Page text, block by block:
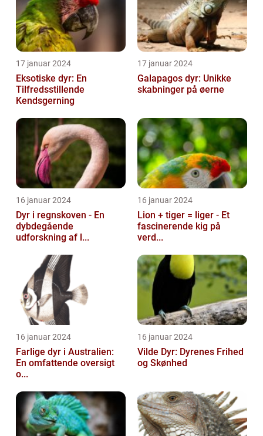
17 januar 2024
Eksotiske dyr: En
Tilfredsstillende
Kendsgerning
17 januar 2024
Galapagos dyr: Unikke
skabninger på øerne
16 januar 2024
Dyr i regnskoven - En
dybdegående
udforskning af l...
16 januar 2024
Lion + tiger = liger - Et
fascinerende kig på
verd...
16 januar 2024
Farlige dyr i Australien:
En omfattende oversigt
o...
16 januar 2024
Vilde Dyr: Dyrenes Frihed
og Skønhed